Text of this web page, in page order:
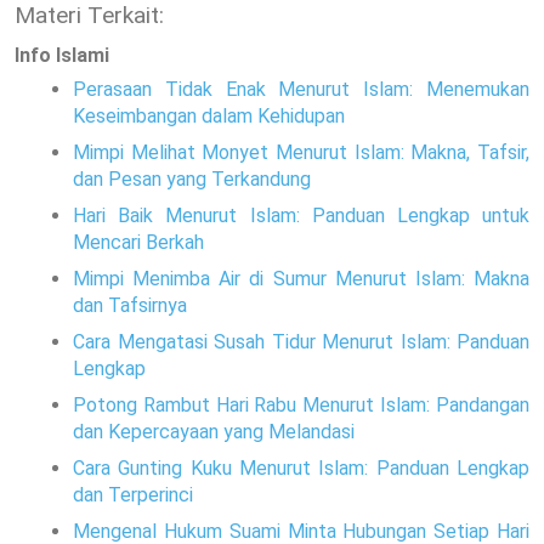
Materi Terkait:
Info Islami
Perasaan Tidak Enak Menurut Islam: Menemukan
Keseimbangan dalam Kehidupan
Mimpi Melihat Monyet Menurut Islam: Makna, Tafsir,
dan Pesan yang Terkandung
Hari Baik Menurut Islam: Panduan Lengkap untuk
Mencari Berkah
Mimpi Menimba Air di Sumur Menurut Islam: Makna
dan Tafsirnya
Cara Mengatasi Susah Tidur Menurut Islam: Panduan
Lengkap
Potong Rambut Hari Rabu Menurut Islam: Pandangan
dan Kepercayaan yang Melandasi
Cara Gunting Kuku Menurut Islam: Panduan Lengkap
dan Terperinci
Mengenal Hukum Suami Minta Hubungan Setiap Hari